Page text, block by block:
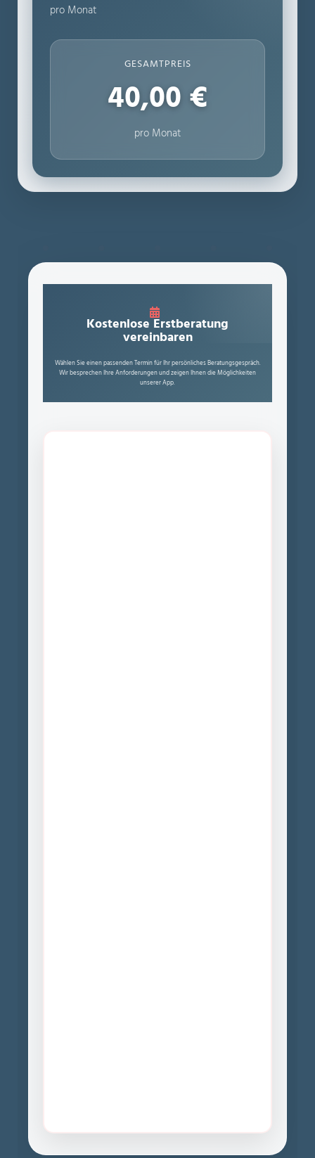
pro Monat
GESAMTPREIS
40,00€
pro Monat
Kostenlose Erstberatung
vereinbaren
Wählen Sie einen passenden Termin für Ihr persönliches Beratungsgespräch.
Wir besprechen Ihre Anforderungen und zeigen Ihnen die Möglichkeiten
unserer App.